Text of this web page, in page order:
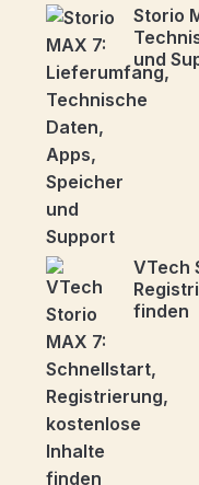
Storio
und
VTech
finden